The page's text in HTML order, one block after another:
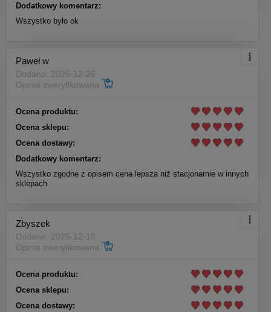
Dodatkowy komentarz:
Wszystko było ok
Paweł w
Dodano: 2025-12-26
Opinia zweryfikowana
Ocena produktu:
Ocena sklepu:
Ocena dostawy:
Dodatkowy komentarz:
Wszystko zgodne z opisem cena lepsza niż stacjonarnie w innych
sklepach
Zbyszek
Dodano: 2025-12-15
Opinia zweryfikowana
Ocena produktu:
Ocena sklepu:
Ocena dostawy: